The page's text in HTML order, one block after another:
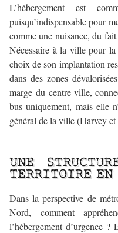
L’hébergement est
puisqu’indispensable pour
comme une nuisance, du
Nécessaire à la ville pour
choix de son implantation
dans des zones
marge du centre-ville,
bus uniquement, mais elle
général de la ville (Harvey
UNE
TERRITOIRE EN
Dans la perspective de
Nord, comment
l’hébergement d’urgence ?